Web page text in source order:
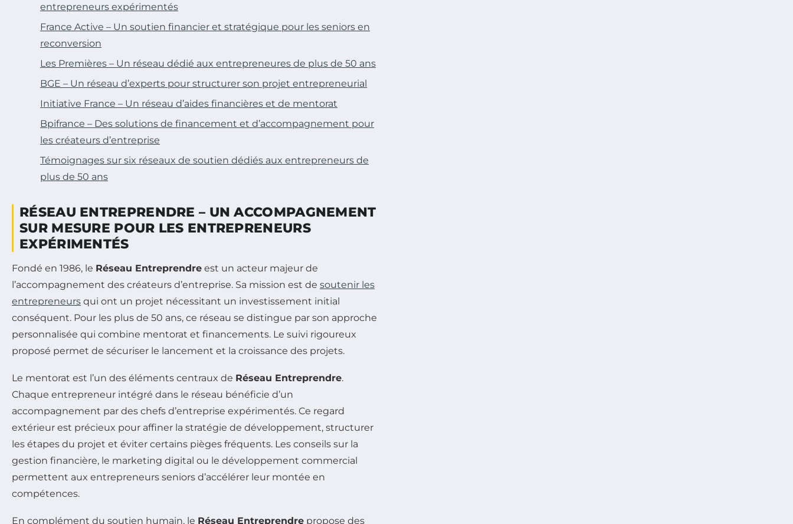
entrepreneurs expérimentés
France Active – Un soutien financier et stratégique pour les seniors en
reconversion
Les Premières – Un réseau dédié aux entrepreneures de plus de 50 ans
BGE – Un réseau d’experts pour structurer son projet entrepreneurial
Initiative France – Un réseau d’aides financières et de mentorat
Bpifrance – Des solutions de financement et d’accompagnement pour
les créateurs d’entreprise
Témoignages sur six réseaux de soutien dédiés aux entrepreneurs de
plus de 50 ans
RÉSEAU ENTREPRENDRE – UN ACCOMPAGNEMENT
SUR MESURE POUR LES ENTREPRENEURS
EXPÉRIMENTÉS
Fondé en 1986, le Réseau Entreprendre est un acteur majeur de
l’accompagnement des créateurs d’entreprise. Sa mission est de soutenir les
entrepreneurs qui ont un projet nécessitant un investissement initial
conséquent. Pour les plus de 50 ans, ce réseau se distingue par son approche
personnalisée qui combine mentorat et financements. Le suivi rigoureux
proposé permet de sécuriser le lancement et la croissance des projets.
Le mentorat est l’un des éléments centraux de Réseau Entreprendre.
Chaque entrepreneur intégré dans le réseau bénéficie d’un
accompagnement par des chefs d’entreprise expérimentés. Ce regard
extérieur est précieux pour affiner la stratégie de développement, structurer
les étapes du projet et éviter certains pièges fréquents. Les conseils sur la
gestion financière, le marketing digital ou le développement commercial
permettent aux entrepreneurs seniors d’accélérer leur montée en
compétences.
En complément du soutien humain, le Réseau Entreprendre propose des